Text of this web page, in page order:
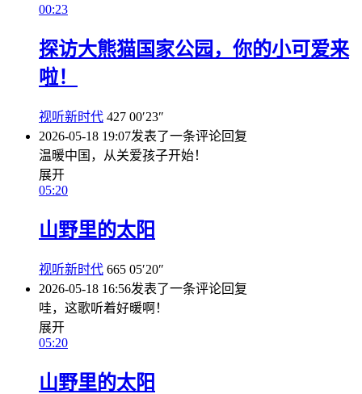
00:23
探访大熊猫国家公园，你的小可爱来
啦！
视听新时代 427 00′23″
2026-05-18 19:07发表了一条评论回复
温暖中国，从关爱孩子开始！
展开
05:20
山野里的太阳
视听新时代 665 05′20″
2026-05-18 16:56发表了一条评论回复
哇，这歌听着好暖啊！
展开
05:20
山野里的太阳